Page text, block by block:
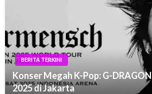
BERITA TERKINI
Konser Megah K-Pop: G-
2025 di Jakarta